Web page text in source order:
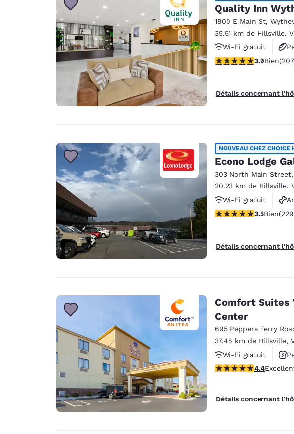
Quality Inn
1900 E Main St,
35.51 km de Hillsville,
Wi-Fi gratuit
Animaux acceptés
3.91 étoiles. Bien. 207
3.9Bien
Détails concernant
NOUVEAU CHEZ CHOICE
Econo Lodge
303 North Main Street,
20.23 km de Hillsville,
Wi-Fi gratuit
3.51 étoiles. Bien. 229
3.5Bien
Détails concernant
Comfort Suites
Center
695 Peppers Ferry
37.46 km de Hillsville,
Wi-Fi gratuit
4.41 étoiles. Excellent.
4.4
Détails concernant